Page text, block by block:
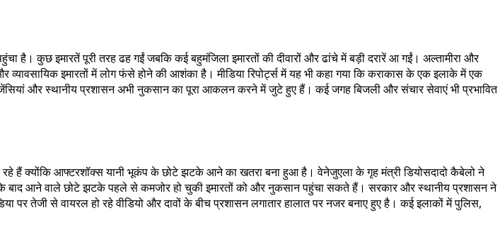
है। कुछ इमारतें पूरी तरह ढह गईं जबकि कई बहुमंजिला इमारतों की दीवारों और ढांचे में बड़ी दरारें आ गईं। अल्तामीरा और
इमारतों में लोग फंसे होने की आशंका है। मीडिया रिपोर्ट्स में यह भी कहा गया कि कराकास के एक इलाके में एक
और स्थानीय प्रशासन अभी नुकसान का पूरा आकलन करने में जुटे हुए हैं। कई जगह बिजली और संचार सेवाएं भी प्रभावित
हैं क्योंकि आफ्टरशॉक्स यानी भूकंप के छोटे झटके आने का खतरा बना हुआ है। वेनेजुएला के गृह मंत्री डियोसदादो कैबेलो ने
बाद आने वाले छोटे झटके पहले से कमजोर हो चुकी इमारतों को और नुकसान पहुंचा सकते हैं। सरकार और स्थानीय प्रशासन ने
तेजी से वायरल हो रहे वीडियो और दावों के बीच प्रशासन लगातार हालात पर नजर बनाए हुए है। कई इलाकों में पुलिस,